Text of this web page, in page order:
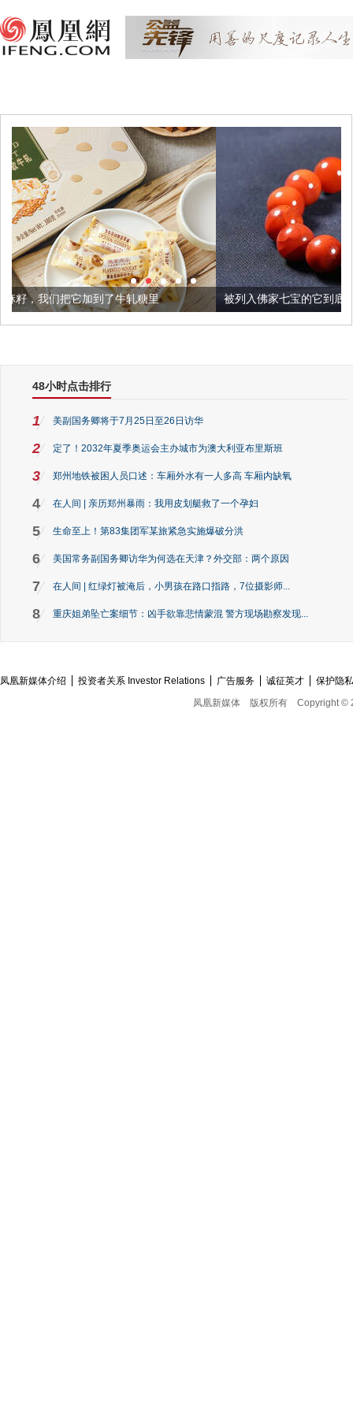
牛轧糖里 被列入佛家七宝的它到底有多美？
48小时点击排行
1 美副国务卿将于7月25日至26日访华
2 定了！2032年夏季奥运会主办城市为澳大利亚布里斯班
3 郑州地铁被困人员口述：车厢外水有一人多高 车厢内缺氧
4 在人间 | 亲历郑州暴雨：我用皮划艇救了一个孕妇
5 生命至上！第83集团军某旅紧急实施爆破分洪
6 美国常务副国务卿访华为何选在天津？外交部：两个原因
7 在人间 | 红绿灯被淹后，小男孩在路口指路，7位摄影师...
8 重庆姐弟坠亡案细节：凶手欲靠悲情蒙混 警方现场勘察发现...
凤凰新媒体介绍 投资者关系 Investor Relations 广告服务 诚征英才
保护隐
凤凰新媒体
版权所有 Copyright ©